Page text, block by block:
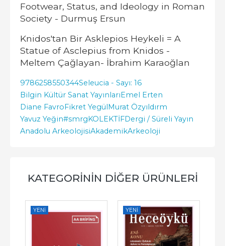
Footwear, Status, and Ideology in Roman
Society - Durmuş Ersun
Knidos'tan Bir Asklepios Heykeli = A
Statue of Asclepius from Knidos -
Meltem Çağlayan- İbrahim Karaoğlan
9786258550344Seleucia - Sayı: 16
Bilgin Kültür Sanat YayınlarıEmel Erten
Diane FavroFikret YegülMurat Özyıldırm
Yavuz Yeğin#smrgKOLEKTİFDergi / Süreli Yayın
Anadolu ArkeolojisiAkademikArkeoloji
KATEGORININ DIĞER ÜRÜNLERI
YENI YENI